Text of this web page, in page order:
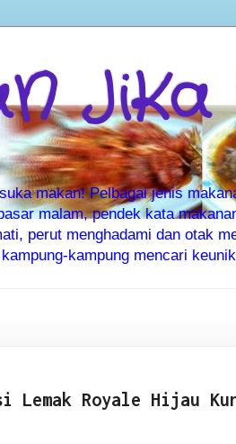
JiKa
makan! Pelbagai jenis
malam, pendek kata
perut menghadami dan otak
kampung mencari
Lemak Royale Hijau